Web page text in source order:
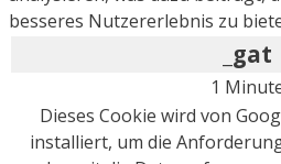
besseres Nutzererlebnis zu
_gat
1
Dieses Cookie wird von
installiert, um die